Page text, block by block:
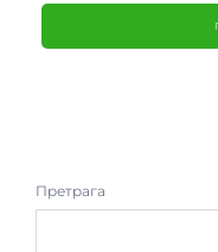
Претрага